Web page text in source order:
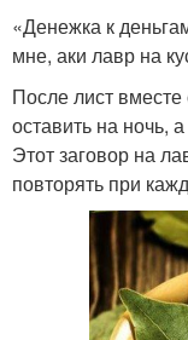
«Денежка к
мне, аки лавр на
После лист
оставить на ночь,
Этот заговор на
повторять при